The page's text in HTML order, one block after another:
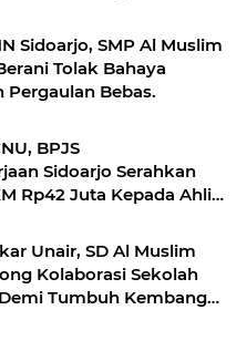
Sidoarjo, SMP Al Muslim
Tolak Bahaya
Pergaulan Bebas.
BPJS
Sidoarjo Serahkan
Rp42 Juta Kepada Ahli
Unair, SD Al Muslim
Kolaborasi Sekolah
Tumbuh Kembang